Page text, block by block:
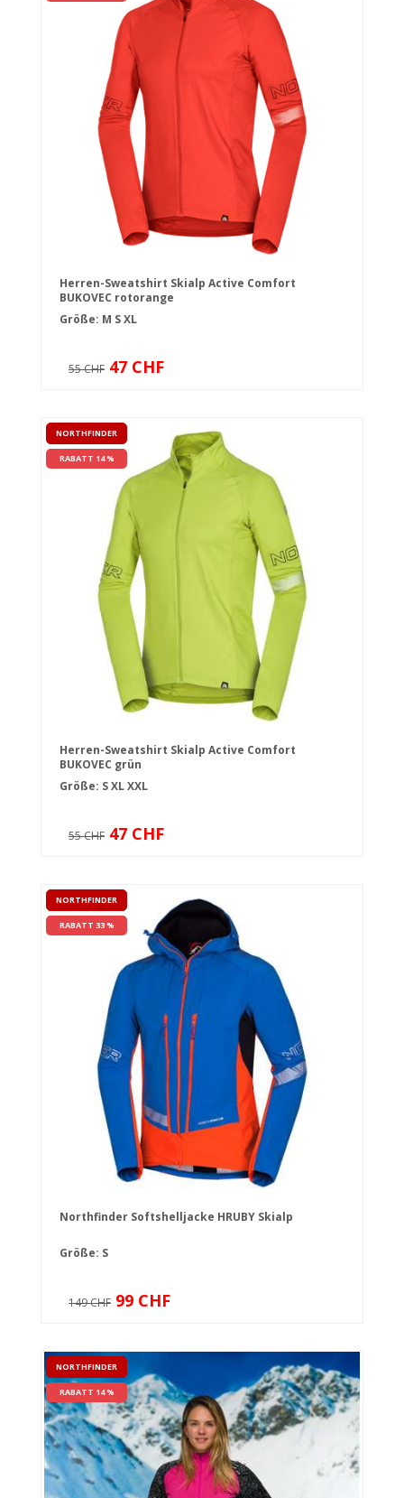
Herren-Sweatshirt Skialp Active Comfort
BUKOVEC rotorange
Größe: M SXL
55 CHF 47 CHF
NORTHFINDER
RABATT 14 %
Herren-Sweatshirt Skialp Active Comfort
BUKOVEC grün
Größe: SXLXXL
55 CHF 47 CHF
NORTHFINDER
RABATT 33 %
Northfinder Softshelljacke HRUBY Skialp
Größe: S
149 CHF 99 CHF
NORTHFINDER
RABATT 14 %